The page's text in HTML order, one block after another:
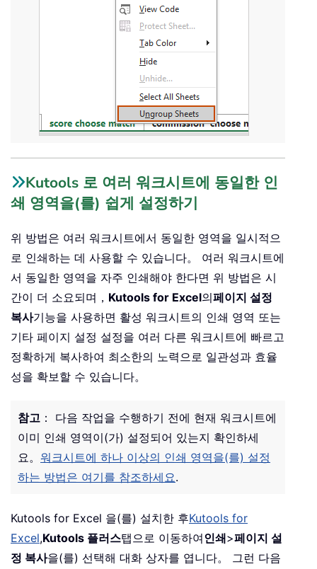
Kutools 로 여러 워크시트에 동일한 인
쇄 영역을(를) 쉽게 설정하기
위 방법은 여러 워크시트에서 동일한 영역을 일시적으
로 인쇄하는 데 사용할 수 있습니다。 여러 워크시트에
서 동일한 영역을 자주 인쇄해야 한다면 위 방법은 시
간이 더 소요되며， Kutools for Excel의페이지 설정
복사기능을 사용하면 활성 워크시트의 인쇄 영역 또는
기타 페이지 설정 설정을 여러 다른 워크시트에 빠르고
정확하게 복사하여 최소한의 노력으로 일관성과 효율
성을 확보할 수 있습니다。
참고 ： 다음 작업을 수행하기 전에 현재 워크시트에
이미 인쇄 영역이(가) 설정되어 있는지 확인하세
요。 워크시트에 하나 이상의 인쇄 영역을(를) 설정
하는 방법은 여기를 참조하세요.
Kutools for Excel 을(를) 설치한 후Kutools for
Excel,Kutools 플러스탭으로 이동하여인쇄>페이지 설
정 복사을(를) 선택해 대화 상자를 엽니다。 그런 다음